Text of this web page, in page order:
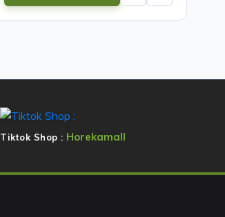
Tiktok Shop : Horekamall